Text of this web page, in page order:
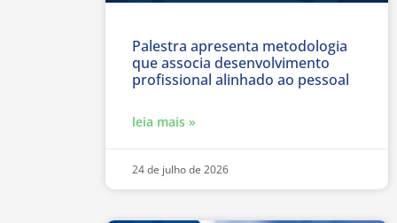
Palestra apresenta metodologia
que associa desenvolvimento
profissional alinhado ao pessoal
leia mais »
24 de julho de 2026